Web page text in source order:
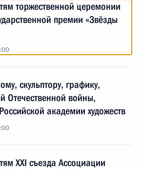
торжественной церемонии
премии «Звёзды
скульптору, графику,
Отечественной войны,
академии художеств
XXI съезда Ассоциации